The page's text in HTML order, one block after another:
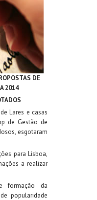
DE
2014
Lares e casas
de Gestão de
esgotaram
para Lisboa,
a realizar
formação da
popularidade